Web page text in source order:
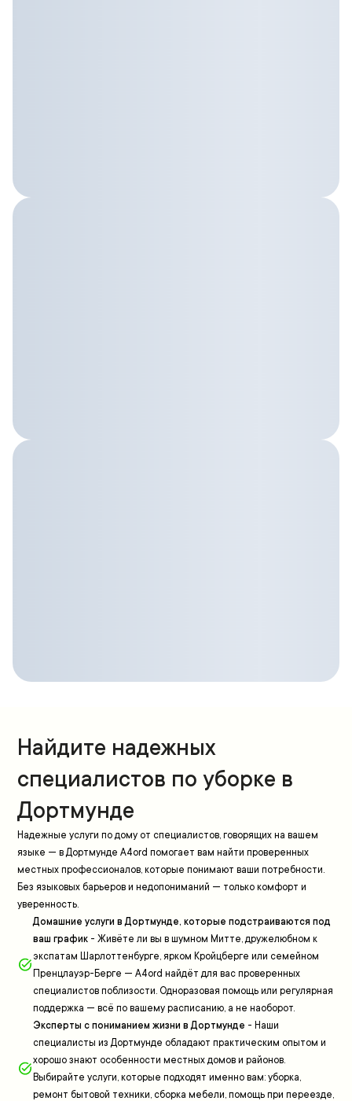
Найдите надежных
специалистов по уборке в
Дортмундe
Надежные услуги по дому от специалистов, говорящих на вашем
языке — в Дортмундe A4ord помогает вам найти проверенных
местных профессионалов, которые понимают ваши потребности.
Без языковых барьеров и недопониманий — только комфорт и
уверенность.
Домашние услуги в Дортмундe, которые подстраиваются под
ваш график - Живёте ли вы в шумном Митте, дружелюбном к
экспатам Шарлоттенбурге, ярком Кройцберге или семейном
Пренцлауэр-Берге — A4ord найдёт для вас проверенных
специалистов поблизости. Одноразовая помощь или регулярная
поддержка — всё по вашему расписанию, а не наоборот.
Эксперты с пониманием жизни в Дортмундe - Наши
специалисты из Дортмундe обладают практическим опытом и
хорошо знают особенности местных домов и районов.
Выбирайте услуги, которые подходят именно вам: уборка,
ремонт бытовой техники, сборка мебели, помощь при переезде,